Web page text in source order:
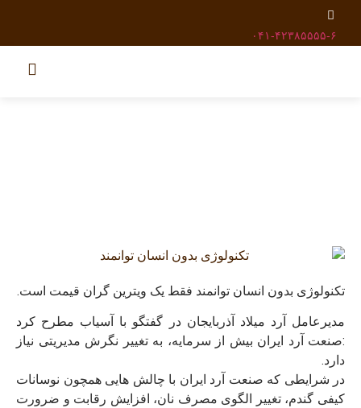
۰۴۱-۴۲۳۸۵۵۵۵-۶
تکنولوژی بدون انسان توانمند فقط یک ویترین گران قیمت است.
مدیرعامل آرد میلاد آذربایجان در گفتگو با آسیاب مطرح کرد
:صنعت آرد ایران بیش از سرمایه، به تغییر نگرش مدیریتی نیاز
دارد.
در شرایطی که صنعت آرد ایران با چالش‌ هایی همچون نوسانات
کیفی گندم، تغییر الگوی مصرف نان، افزایش رقابت و ضرورت